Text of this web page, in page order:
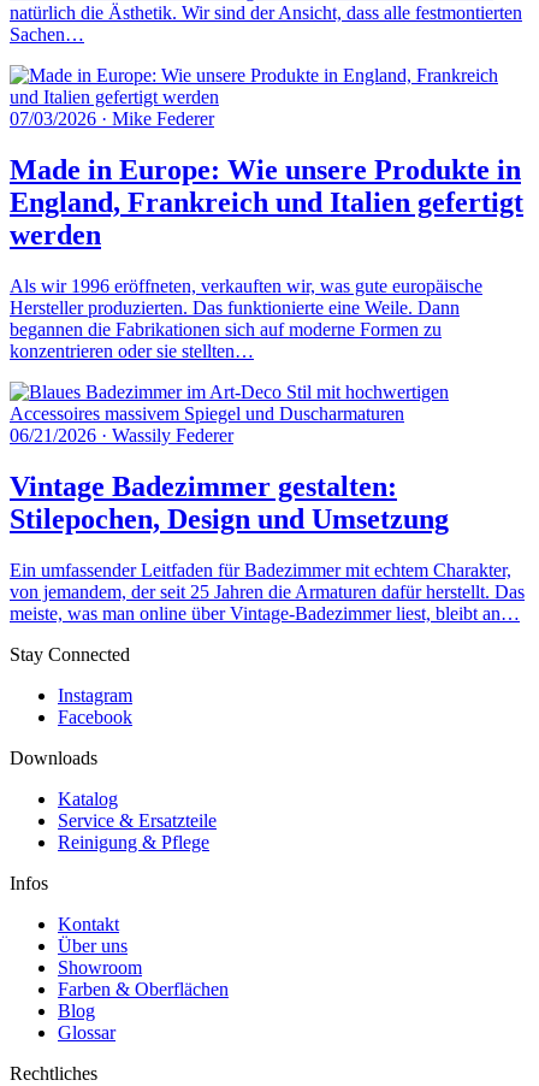
natürlich die Ästhetik. Wir sind der Ansicht, dass alle festmontierten
Sachen…
07/03/2026 · Mike Federer
Made in Europe: Wie unsere Produkte in
England, Frankreich und Italien gefertigt
werden
Als wir 1996 eröffneten, verkauften wir, was gute europäische
Hersteller produzierten. Das funktionierte eine Weile. Dann
begannen die Fabrikationen sich auf moderne Formen zu
konzentrieren oder sie stellten…
06/21/2026 · Wassily Federer
Vintage Badezimmer gestalten:
Stilepochen, Design und Umsetzung
Ein umfassender Leitfaden für Badezimmer mit echtem Charakter,
von jemandem, der seit 25 Jahren die Armaturen dafür herstellt. Das
meiste, was man online über Vintage-Badezimmer liest, bleibt an…
Stay Connected
Instagram
Facebook
Downloads
Katalog
Service & Ersatzteile
Reinigung & Pflege
Infos
Kontakt
Über uns
Showroom
Farben & Oberflächen
Blog
Glossar
Rechtliches